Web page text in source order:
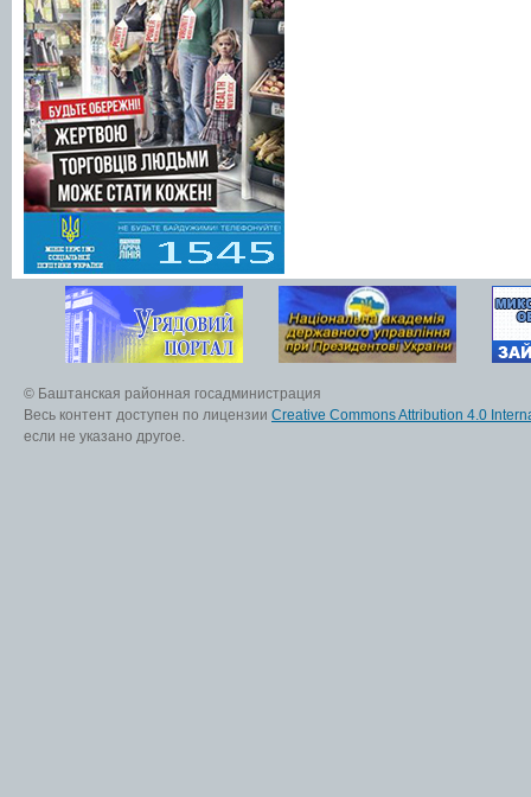
© Баштанская районная госадминистрация
Весь контент доступен по лицензии Creative Commons Attribution 4.0
если не указано другое.